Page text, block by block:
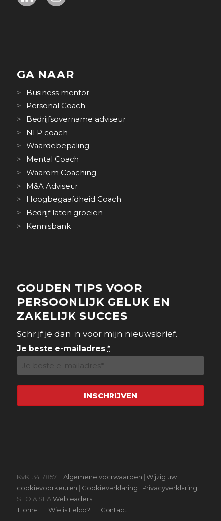
GA NAAR
Business mentor
Personal Coach
Bedrijfsovername adviseur
NLP coach
Waardebepaling
Mental Coach
Waarom Coaching
M&A Adviseur
Hoogbegaafdheid Coach
Bedrijf laten groeien
Kennisbank
GOUDEN TIPS VOOR
PERSOONLIJK GELUK EN
ZAKELIJK SUCCES
Schrijf je dan in voor mijn nieuwsbrief.
Je beste e-mailadres *
KvK: 34178571 | Algemene voorwaarden | Wijzig uw
cookievoorkeuren | Cookieverklaring | Privacyverklaring
SEO & SEAWebleaders.
Home
Wie is Eelco? Contact